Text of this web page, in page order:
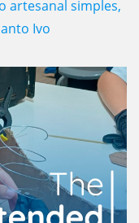
artesanal simples,
Ivo